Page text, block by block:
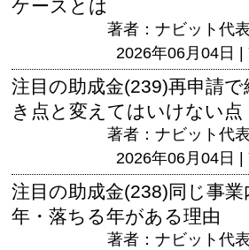
ケースとは
著者：ナビット代
2026年06月04日 |
注目の助成金(239)再申請
き点と変えてはいけない点
著者：ナビット代
2026年06月04日 |
注目の助成金(238)同じ事業
年・落ちる年がある理由
著者：ナビット代